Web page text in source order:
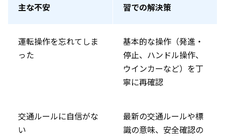
主な不安
習での解決策
運転操作を忘れてしま
った
基本的な操作（発進・
停止、ハンドル操作、
ウインカーなど）を丁
寧に再確認
交通ルールに自信がな
い
最新の交通ルールや標
識の意味、安全確認の